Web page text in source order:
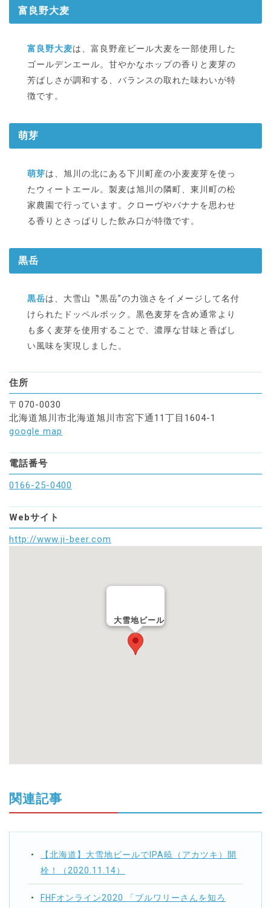
富良野大麦
富良野大麦は、富良野産ビール大麦を一部使用した
ゴールデンエール。甘やかなホップの香りと麦芽の
芳ばしさが調和する、バランスの取れた味わいが特
徴です。
萌芽
萌芽は、旭川の北にある下川町産の小麦麦芽を使っ
たウィートエール。製麦は旭川の隣町、東川町の松
家農園で行っています。クローヴやバナナを思わせ
る香りとさっぱりした飲み口が特徴です。
黒岳
黒岳は、大雪山〝黒岳”の力強さをイメージして名付
けられたドッペルボック。黒色麦芽を含め通常より
も多く麦芽を使用することで、濃厚な甘味と香ばし
い風味を実現しました。
住所
〒070-0030
北海道旭川市北海道旭川市宮下通11丁目1604-1
google map
電話番号
0166-25-0400
Webサイト
http://www.ji-beer.com
大雪地ビール
関連記事
【北海道】大雪地ビールでIPA暁（アカツキ）開
栓！（2020.11.14）
FHFオンライン2020 「ブルワリーさんを知ろ